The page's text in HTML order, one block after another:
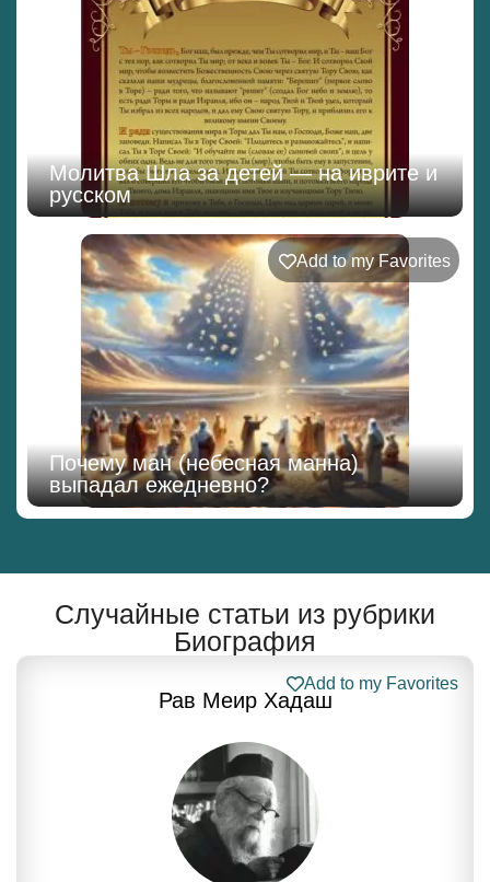
Молитва Шла за детей — на иврите и
русском
Add to my Favorites
Почему ман (небесная манна)
выпадал ежедневно?
Случайные статьи из рубрики
Биография
Рав Меир Хадаш
Add to my Favorites